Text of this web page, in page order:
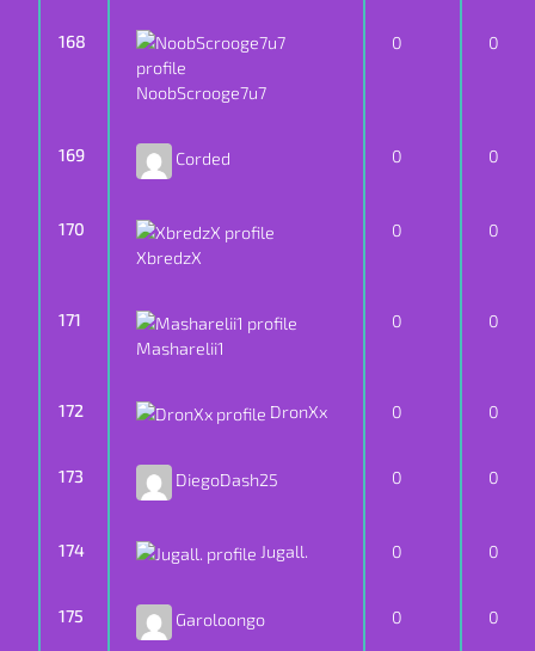
168
NoobScrooge7u7
0 0
169 Corded 0 0
170
XbredzX
0 0
171
Masharelii1
0 0
172 DronXx 0 0
173 DiegoDash25 0 0
174 Jugall. 0 0
175 Garoloongo 0 0